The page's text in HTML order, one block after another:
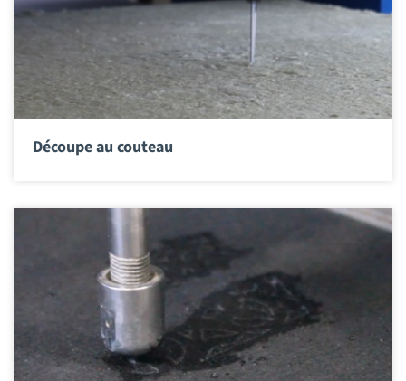
Découpe au couteau